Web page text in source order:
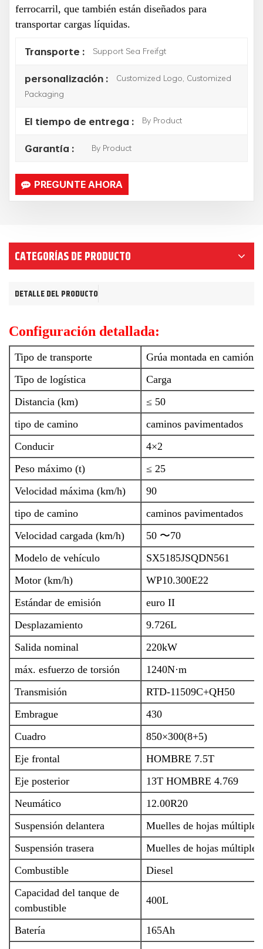
ferrocarril, que también están diseñados para
transportar cargas líquidas.
Transporte : Support Sea Freifgt
personalización :
Customized Logo, Customized
Packaging
El tiempo de entrega : By Product
Garantía : By Product
PREGUNTE AHORA
CATEGORÍAS DE PRODUCTO
DETALLE DEL PRODUCTO
Configuración detallada:
Tipo de transporte
Grúa montada en camión
Tipo de logística
Carga
Distancia (km)
≤ 50
tipo de camino
caminos pavimentados
Conducir
4×2
Peso máximo (t)
≤ 25
Velocidad máxima (km/h)
90
tipo de camino
caminos pavimentados
Velocidad cargada (km/h)
50 〜70
Modelo de vehículo
SX5185JSQDN561
Motor (km/h)
WP10.300E22
Estándar de emisión
euro II
Desplazamiento
9.726L
Salida nominal
220kW
máx. esfuerzo de torsión
1240N·m
Transmisión
RTD-11509C+QH50
Embrague
430
Cuadro
850×300(8+5)
Eje frontal
HOMBRE 7.5T
Eje posterior
13T HOMBRE 4.769
Neumático
12.00R20
Suspensión delantera
Muelles de hojas múltiples
Suspensión trasera
Muelles de hojas múltiples
Combustible
Diesel
Capacidad del tanque de
combustible
400L
Batería
165Ah